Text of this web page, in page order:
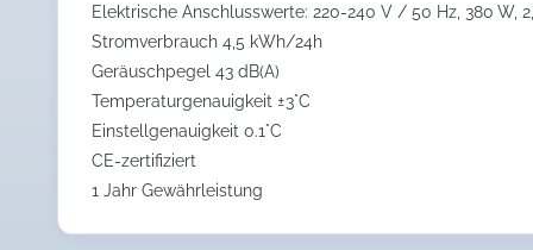
Elektrische Anschlusswerte: 220-240 V / 50 Hz, 380 W,
Stromverbrauch 4,5 kWh/24h
Geräuschpegel 43 dB(A)
Temperaturgenauigkeit ±3°C
Einstellgenauigkeit 0.1°C
CE-zertifiziert
1 Jahr Gewährleistung